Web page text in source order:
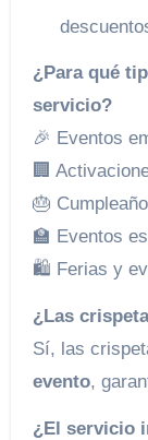
¿Para qué
servicio?
🎉 Eventos
🏢
🎂
🏫 Eventos
🛍️ Ferias y
¿Las
Sí, las
evento,
¿El servicio